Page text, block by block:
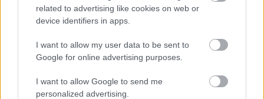
related to advertising like cookies on web or
device identifiers in apps.
I want to allow my user data to be sent to
Google for online advertising purposes.
I want to allow Google to send me
personalized advertising.
Címkék:sport komment